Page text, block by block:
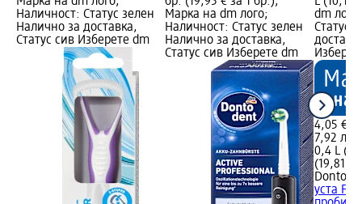
Наличност: Статус зелен
Налично за доставка,
Статус сив Изберете dm
Марка на dm лого;
Наличност: Статус зелен
Налично за доставка,
Статус сив Изберете dm
dm
Статус
4,05 €
7,92 лв.
0,4 L
(19,81
уста